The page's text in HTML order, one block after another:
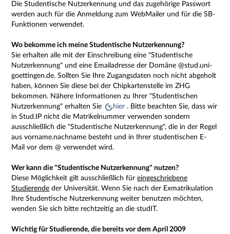
Die Studentische Nutzerkennung und das zugehörige Passwort
werden auch für die Anmeldung zum WebMailer und für die SB-
Funktionen verwendet.
Wo bekomme ich meine Studentische Nutzerkennung?
Sie erhalten alle mit der Einschreibung eine "Studentische
Nutzerkennung" und eine Emailadresse der Domäne @stud.uni-
goettingen.de. Sollten Sie Ihre Zugangsdaten noch nicht abgeholt
haben, können Sie diese bei der Chipkartenstelle im ZHG
bekommen. Nähere Informationen zu Ihrer "Studentischen
Nutzerkennung" erhalten Sie
hier . Bitte beachten Sie, dass wir
in Stud.IP nicht die Matrikelnummer verwenden sondern
ausschließlich die "Studentische Nutzerkennung", die in der Regel
aus vorname.nachname besteht und in Ihrer studentischen E-
Mail vor dem @ verwendet wird.
Wer kann die "Studentische Nutzerkennung" nutzen?
Diese Möglichkeit gilt ausschließlich füreingeschriebene
Studierende der Universität. Wenn Sie nach der Exmatrikulation
Ihre Studentische Nutzerkennung weiter benutzen möchten,
wenden Sie sich bitte rechtzeitig an die studIT.
Wichtig für Studierende, die bereits vor dem April 2009